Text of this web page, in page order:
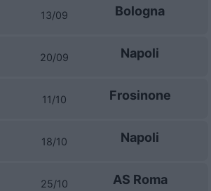
13/09 Bologna
20/09 Napoli
11/10 Frosinone
18/10 Napoli
25/10 AS Roma